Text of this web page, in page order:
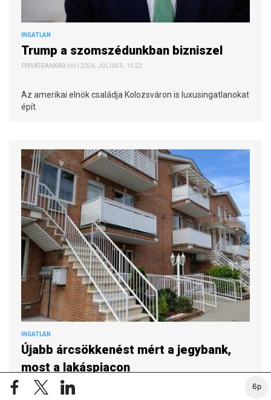
6p
INGATLAN
Trump a szomszédunkban bizniszel
PRIVÁTBANKÁR.HU | 2026. JÚLIUS 5. 15:22
Az amerikai elnök családja Kolozsváron is luxusingatlanokat
épít.
INGATLAN
Újabb árcsökkenést mért a jegybank,
most a lakáspiacon
PRIVÁTBANKÁR.HU | 2026. JÚLIUS 3. 12:35